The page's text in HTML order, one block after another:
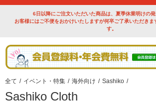
6日以降にご注文いただいた商品は、夏季休業明けの発
お客様にはご不便をおかけいたしますが何卒ご了承いただきま
す。
全て / イベント・特集 / 海外向け / Sashiko /
Sashiko Cloth